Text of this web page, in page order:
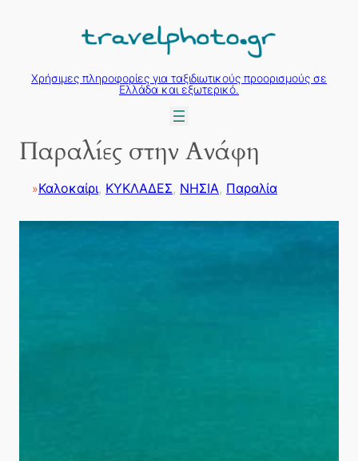
περιεχόμενο
Χρήσιμες πληροφορίες για ταξιδιωτικούς προορισμούς σε
Ελλάδα και εξωτερικό.
Παραλίες στην Ανάφη
»Καλοκαίρι, ΚΥΚΛΑΔΕΣ, ΝΗΣΙΑ, Παραλία